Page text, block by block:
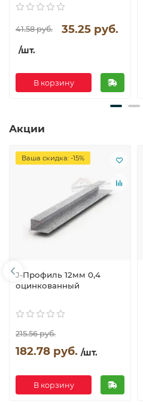
41.58 руб. 35.25 руб.
/шт.
В корзину
Акции
Ваша скидка: -15%
J-Профиль 12мм 0,4
оцинкованный
215.56 руб.
182.78 руб. /шт.
В корзину